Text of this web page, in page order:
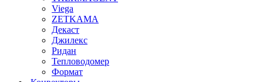
Viega
ZETKAMA
Декаст
Джилекс
Ридан
Тепловодомер
Формат